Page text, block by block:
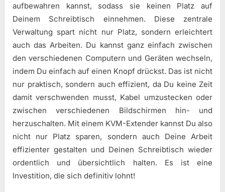
aufbewahren kannst, sodass sie keinen Platz auf
Deinem Schreibtisch einnehmen. Diese zentrale
Verwaltung spart nicht nur Platz, sondern erleichtert
auch das Arbeiten. Du kannst ganz einfach zwischen
den verschiedenen Computern und Geräten wechseln,
indem Du einfach auf einen Knopf drückst. Das ist nicht
nur praktisch, sondern auch effizient, da Du keine Zeit
damit verschwenden musst, Kabel umzustecken oder
zwischen verschiedenen Bildschirmen hin- und
herzuschalten. Mit einem KVM-Extender kannst Du also
nicht nur Platz sparen, sondern auch Deine Arbeit
effizienter gestalten und Deinen Schreibtisch wieder
ordentlich und übersichtlich halten. Es ist eine
Investition, die sich definitiv lohnt!